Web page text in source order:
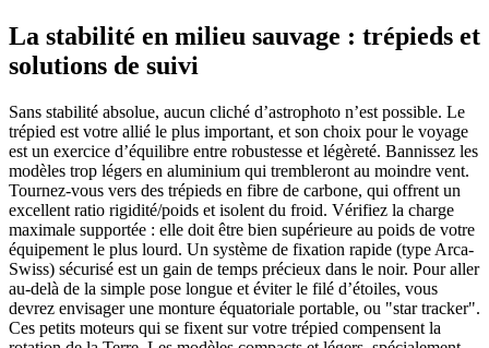
La stabilité en milieu sauvage : trépieds et
solutions de suivi
Sans stabilité absolue, aucun cliché d’astrophoto n’est possible. Le
trépied est votre allié le plus important, et son choix pour le voyage
est un exercice d’équilibre entre robustesse et légèreté. Bannissez les
modèles trop légers en aluminium qui trembleront au moindre vent.
Tournez-vous vers des trépieds en fibre de carbone, qui offrent un
excellent ratio rigidité/poids et isolent du froid. Vérifiez la charge
maximale supportée : elle doit être bien supérieure au poids de votre
équipement le plus lourd. Un système de fixation rapide (type Arca-
Swiss) sécurisé est un gain de temps précieux dans le noir. Pour aller
au-delà de la simple pose longue et éviter le filé d’étoiles, vous
devrez envisager une monture équatoriale portable, ou "star tracker".
Ces petits moteurs qui se fixent sur votre trépied compensent la